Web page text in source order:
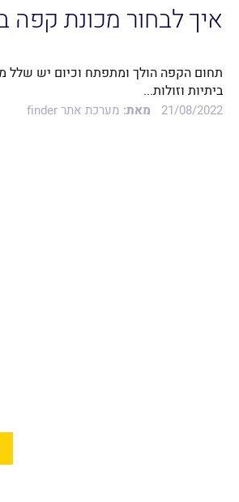
איך לבחור מכונת קפה
תחום הקפה הולך ומתפתח וכיום יש שלל
ביתיות וזולות...
21/08/2022 מאת: מערכת אתר finder